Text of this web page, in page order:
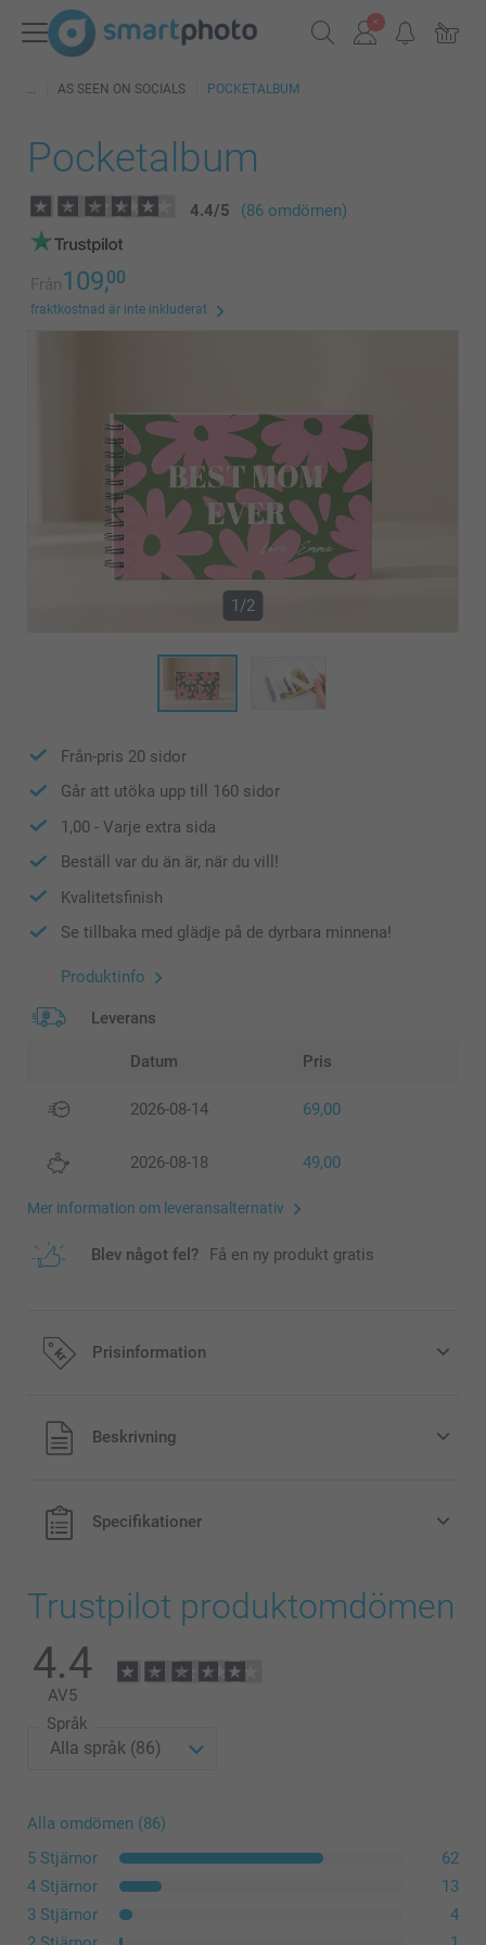
AS SEEN ON SOCIALS POCKETALBUM
Pocketalbum
4.4/5 (86 omdömen)
Från109,00
fraktkostnad är inte inkluderat
1/2
Från-pris 20 sidor
Går att utöka upp till 160 sidor
1,00 - Varje extra sida
Beställ var du än är, när du vill!
Kvalitetsfinish
Se tillbaka med glädje på de dyrbara minnena!
Produktinfo
Leverans
Datum Pris
2026-08-14 69,00
2026-08-18 49,00
Mer information om leveransalternativ
Blev något fel? Få en ny produkt gratis
Prisinformation
Alla priser är i svenska kronor (SEK), inklusive moms och
exklusive porto.
Beskrivning
Specifikationer
Trustpilot produktomdömen
4.4
AV5
Språk
Alla omdömen (86)
5 Stjärnor
62
4 Stjärnor
13
3 Stjärnor
4